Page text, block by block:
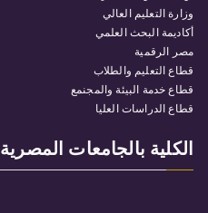
وزارة التعليم العالي
أكاديمة البحث العلمي
مصر الرقمية
قطاع التعليم والطلاب
قطاع خدمة البيئة والمجنمع
قطاع الدراسات العليا
الكلية بالجامعات المصرية